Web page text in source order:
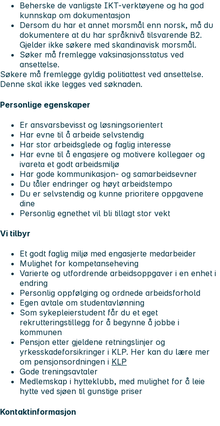
Beherske de vanligste IKT-verktøyene og ha god
kunnskap om dokumentasjon
Dersom du har et annet morsmål enn norsk, må du
dokumentere at du har språknivå tilsvarende B2.
Gjelder ikke søkere med skandinavisk morsmål.
Søker må fremlegge vaksinasjonsstatus ved
ansettelse.
Søkere må fremlegge gyldig politiattest ved ansettelse.
Denne skal ikke legges ved søknaden.
Personlige egenskaper
Er ansvarsbevisst og løsningsorientert
Har evne til å arbeide selvstendig
Har stor arbeidsglede og faglig interesse
Har evne til å engasjere og motivere kollegaer og
ivareta et godt arbeidsmiljø
Har gode kommunikasjon- og samarbeidsevner
Du tåler endringer og høyt arbeidstempo
Du er selvstendig og kunne prioritere oppgavene
dine
Personlig egnethet vil bli tillagt stor vekt
Vi tilbyr
Et godt faglig miljø med engasjerte medarbeider
Mulighet for kompetanseheving
Varierte og utfordrende arbeidsoppgaver i en enhet i
endring
Personlig oppfølging og ordnede arbeidsforhold
Egen avtale om studentavlønning
Som sykepleierstudent får du et eget
rekrutteringstillegg for å begynne å jobbe i
kommunen
Pensjon etter gjeldene retningslinjer og
yrkesskadeforsikringer i KLP. Her kan du lære mer
om pensjonsordningen i KLP
Gode treningsavtaler
Medlemskap i hytteklubb, med mulighet for å leie
hytte ved sjøen til gunstige priser
Kontaktinformasjon